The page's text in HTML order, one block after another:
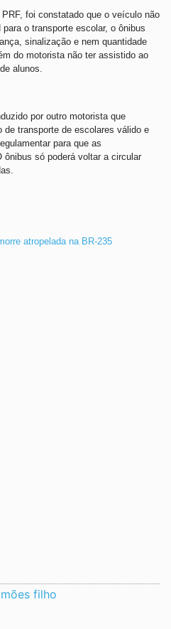
foi constatado que o veículo não
o transporte escolar, o ônibus
sinalização e nem quantidade
do motorista não ter assistido ao
alunos.
por outro motorista que
de transporte de escolares válido e
para que as
ônibus só poderá voltar a circular
atropelada na BR-235
filho